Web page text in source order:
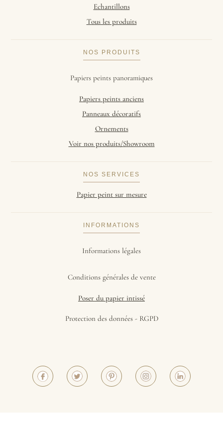
Echantillons
Tous les produits
NOS PRODUITS
Papiers peints panoramiques
Papiers peints anciens
Panneaux décoratifs
Ornements
Voir nos produits/Showroom
NOS SERVICES
Papier peint sur mesure
INFORMATIONS
Informations légales
Conditions générales de vente
Poser du papier intissé
Protection des données - RGPD